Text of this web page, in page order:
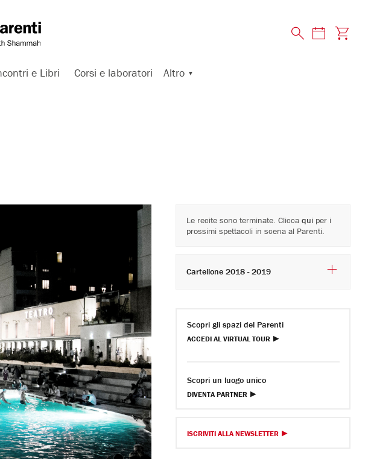
e Libri Corsi e laboratori Altro
Le recite sono terminate. Clicca quiper i
prossimi spettacoli in scena al Parenti.
Cartellone 2018 - 2019
Scopri gli spazi del Parenti
ACCEDI AL VIRTUAL TOUR
Scopri un luogo unico
DIVENTA PARTNER
ISCRIVITI ALLA NEWSLETTER